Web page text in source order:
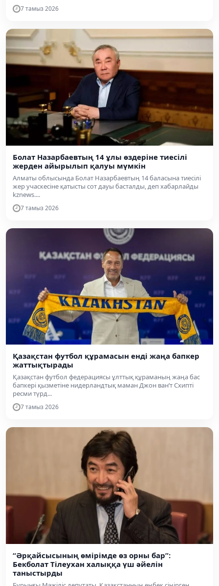
7 тамыз 2026
Болат Назарбаевтың 14 ұлы өздеріне тиесілі
жерден айырылып қалуы мүмкін
Алматы облысында Болат Назарбаевтың 14 баласына тиесілі
жер учаскесіне қатысты сот дауы басталды, деп хабарлайды
kznews....
7 тамыз 2026
Қазақстан футбол құрамасын енді жаңа бапкер
жаттықтырады
Қазақстан футбол федерациясы ұлттық құраманың жаңа бас
бапкері қызметіне нидерландтық маман Джон ван’т Схипті
ресми түрд...
7 тамыз 2026
“Әрқайсысының өмірімде өз орны бар”:
Бекболат Тілеухан халыққа үш әйелін
таныстырды